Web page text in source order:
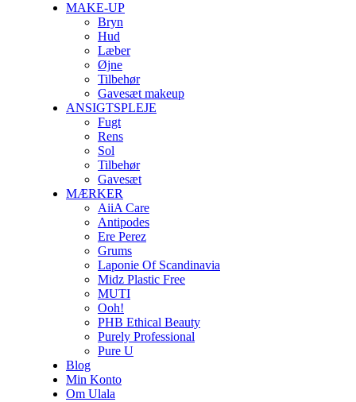
MAKE-UP
Bryn
Hud
Læber
Øjne
Tilbehør
Gavesæt makeup
ANSIGTSPLEJE
Fugt
Rens
Sol
Tilbehør
Gavesæt
MÆRKER
AiiA Care
Antipodes
Ere Perez
Grums
Laponie Of Scandinavia
Midz Plastic Free
MUTI
Ooh!
PHB Ethical Beauty
Purely Professional
Pure U
Blog
Min Konto
Om Ulala